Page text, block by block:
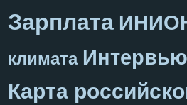
Зарплата
климата Интервью
Карта